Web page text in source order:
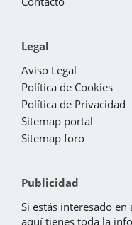
Legal
Aviso Legal
Política de Cookies
Política de Privacidad
Sitemap portal
Sitemap foro
Publicidad
Si estás interesado
aquí tienes toda la